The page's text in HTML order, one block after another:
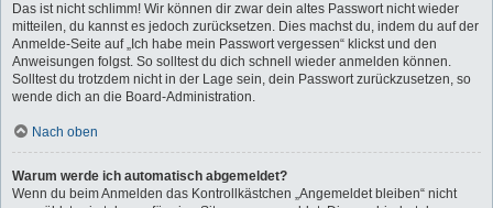
Das ist nicht schlimm! Wir können dir zwar dein altes Passwort nicht wieder
mitteilen, du kannst es jedoch zurücksetzen. Dies machst du, indem du auf der
Anmelde-Seite auf „Ich habe mein Passwort vergessen“ klickst und den
Anweisungen folgst. So solltest du dich schnell wieder anmelden können.
Solltest du trotzdem nicht in der Lage sein, dein Passwort zurückzusetzen, so
wende dich an die Board-Administration.
Nach oben
Warum werde ich automatisch abgemeldet?
Wenn du beim Anmelden das Kontrollkästchen „Angemeldet bleiben“ nicht